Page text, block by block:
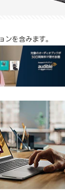
ンを含みます。